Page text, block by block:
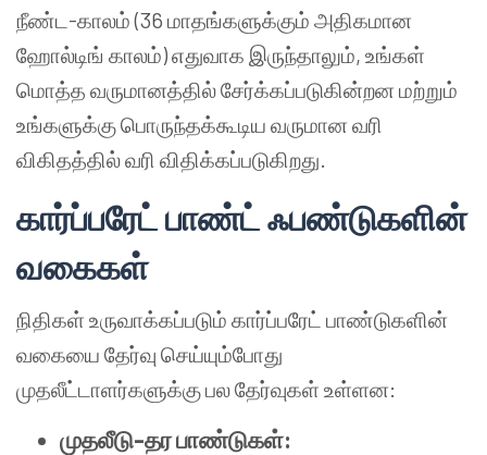
நீண்ட-காலம் (36 மாதங்களுக்கும் அதிகமான
ஹோல்டிங் காலம்) எதுவாக இருந்தாலும், உங்கள்
மொத்த வருமானத்தில் சேர்க்கப்படுகின்றன மற்றும்
உங்களுக்கு பொருந்தக்கூடிய வருமான வரி
விகிதத்தில் வரி விதிக்கப்படுகிறது.
கார்ப்பரேட் பாண்ட் ஃபண்டுகளின்
வகைகள்
நிதிகள் உருவாக்கப்படும் கார்ப்பரேட் பாண்டுகளின்
வகையை தேர்வு செய்யும்போது
முதலீட்டாளர்களுக்கு பல தேர்வுகள் உள்ளன:
முதலீடு-தர பாண்டுகள்: